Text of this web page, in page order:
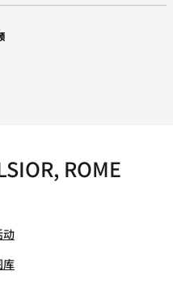
ROME
动
库